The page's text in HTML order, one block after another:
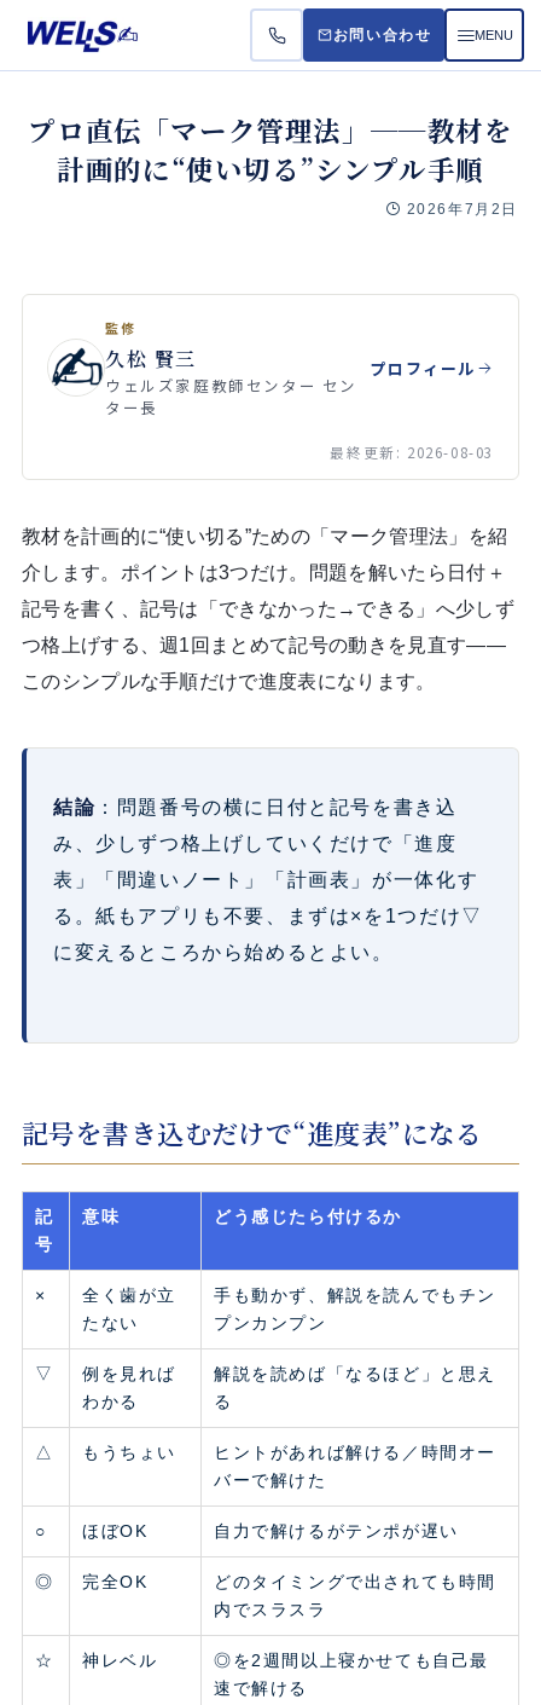
お問い合わせ MENU
プロ直伝「マーク管理法」──教材を
計画的に“使い切る”シンプル手順
2026年7月2日
監修
久松 賢三
ウェルズ家庭教師センター セン
ター長
プロフィール
最終更新: 2026-08-03
教材を計画的に“使い切る”ための「マーク管理法」を紹
介します。ポイントは3つだけ。問題を解いたら日付＋
記号を書く、記号は「できなかった→できる」へ少しず
つ格上げする、週1回まとめて記号の動きを見直す――
このシンプルな手順だけで進度表になります。
結論 ：問題番号の横に日付と記号を書き込
み、少しずつ格上げしていくだけで「進度
表」「間違いノート」「計画表」が一体化す
る。紙もアプリも不要、まずは×を1つだけ▽
に変えるところから始めるとよい。
記号を書き込むだけで“進度表”になる
記
号
意味 どう感じたら付けるか
×
全く歯が立
たない
手も動かず、解説を読んでもチン
プンカンプン
▽
例を見れば
わかる
解説を読めば「なるほど」と思え
る
△ もうちょい
ヒントがあれば解ける／時間オー
バーで解けた
○ ほぼOK 自力で解けるがテンポが遅い
◎ 完全OK
どのタイミングで出されても時間
内でスラスラ
☆ 神レベル
◎を2週間以上寝かせても自己最
速で解ける